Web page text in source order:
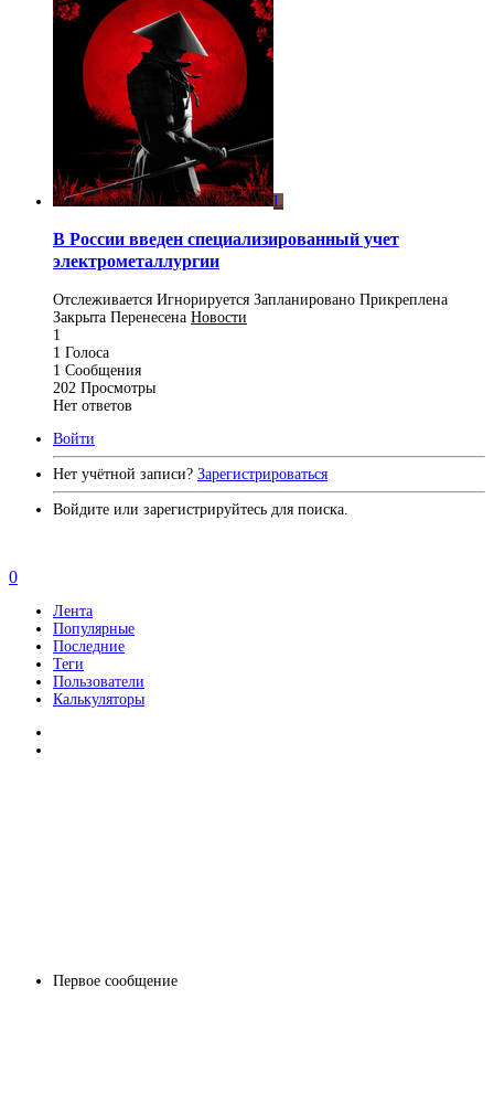
L
В России введен специализированный учет
электрометаллургии
Отслеживается Игнорируется Запланировано Прикреплена
Закрыта Перенесена Новости
1
1 Голоса
1 Сообщения
202 Просмотры
Нет ответов
Войти
Нет учётной записи? Зарегистрироваться
Войдите или зарегистрируйтесь для поиска.
Первое сообщение
0
Лента
Популярные
Последние
Теги
Пользователи
Калькуляторы